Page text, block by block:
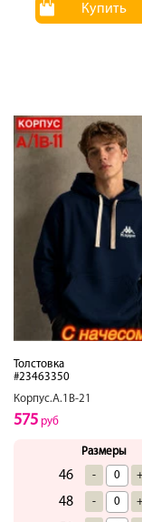
Купить
Толстовка
#23463350
Корпус.А.1В-21
575 руб
Размеры
46 -
48 -